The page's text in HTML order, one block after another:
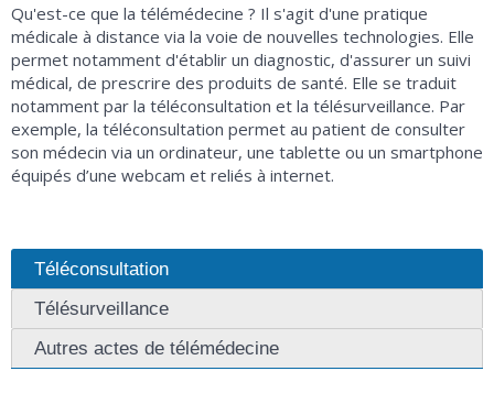
Qu'est-ce que la télémédecine ? Il s'agit d'une pratique
médicale à distance via la voie de nouvelles technologies. Elle
permet notamment d'établir un diagnostic, d'assurer un suivi
médical, de prescrire des produits de santé. Elle se traduit
notamment par la téléconsultation et la télésurveillance. Par
exemple, la téléconsultation permet au patient de consulter
son médecin via un ordinateur, une tablette ou un smartphone
équipés d’une webcam et reliés à internet.
Téléconsultation
Télésurveillance
Autres actes de télémédecine